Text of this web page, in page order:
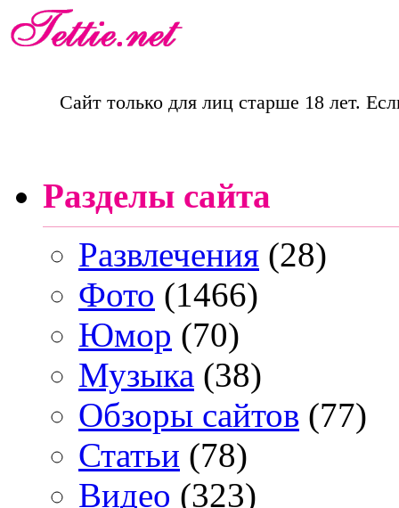
Сайт только для лиц старше 18 лет.
Разделы сайта
Развлечения (28)
Фото (1466)
Юмор (70)
Музыка (38)
Обзоры сайтов (77)
Статьи (78)
Видео (323)